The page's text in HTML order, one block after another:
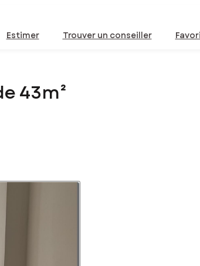
Estimer Trouver un conseiller
43m²